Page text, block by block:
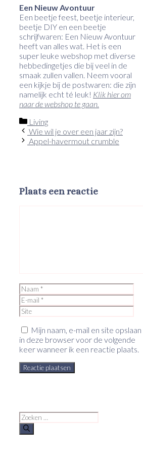
Een Nieuw Avontuur
Een beetje feest, beetje interieur,
beetje DIY en een beetje
schrijfwaren: Een Nieuw Avontuur
heeft van alles wat. Het is een
super leuke webshop met diverse
hebbedingetjes die bij veel in de
smaak zullen vallen. Neem vooral
een kijkje bij de postwaren: die zijn
namelijk echt té leuk! Klik hier om
naar de webshop te gaan.
Categorieën
Living
Wie wil je over een jaar zijn?
Appel-havermout crumble
Plaats een reactie
Naam
mail
Mijn naam, e-mail en site opslaan
in deze browser voor de volgende
keer wanneer ik een reactie plaats.
Zoek
naar: